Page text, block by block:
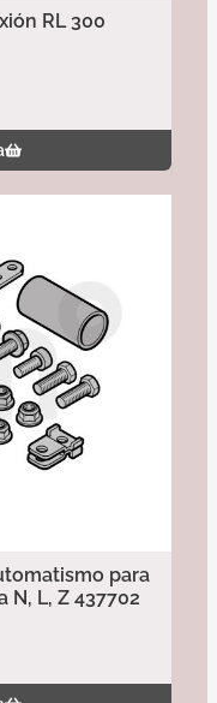
RL 300
para
L, Z 437702